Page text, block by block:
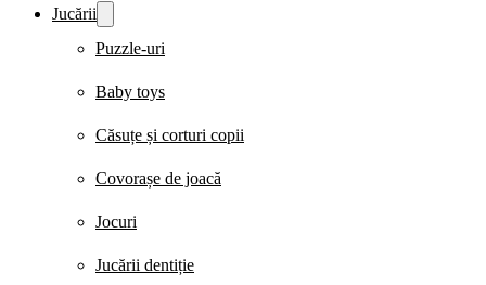
Jucării
Puzzle-uri
Baby toys
Căsuțe și corturi copii
Covorașe de joacă
Jocuri
Jucării dentiție